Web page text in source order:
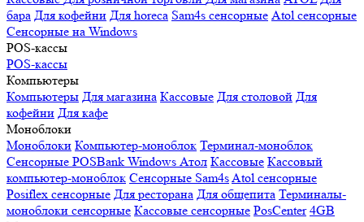
бара Для кофейни Для horeca Sam4s сенсорные Atol сенсорные
Сенсорные на Windows
POS-кассы
POS-кассы
Компьютеры
Компьютеры Для магазина Кассовые Для столовой Для
кофейни Для кафе
Моноблоки
Моноблоки Компьютер-моноблок Терминал-моноблок
Сенсорные POSBank Windows Атол Кассовые Кассовый
компьютер-моноблок Сенсорные Sam4sAtol сенсорные
Posiflex сенсорные Для ресторана Для общепита Терминалы-
моноблоки сенсорные Кассовые сенсорные PosCenter 4GB